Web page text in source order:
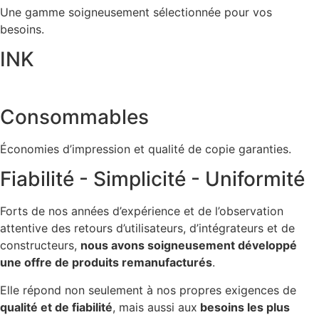
Une gamme soigneusement sélectionnée pour vos
besoins.
INK
Consommables
Économies d’impression et qualité de copie garanties.
Fiabilité - Simplicité - Uniformité
Forts de nos années d’expérience et de l’observation
attentive des retours d’utilisateurs, d’intégrateurs et de
constructeurs, nous avons soigneusement développé
une offre de produits remanufacturés.
Elle répond non seulement à nos propres exigences de
qualité et de fiabilité, mais aussi aux besoins les plus